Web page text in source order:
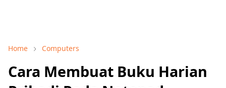
Home Computers
Cara Membuat Buku Harian